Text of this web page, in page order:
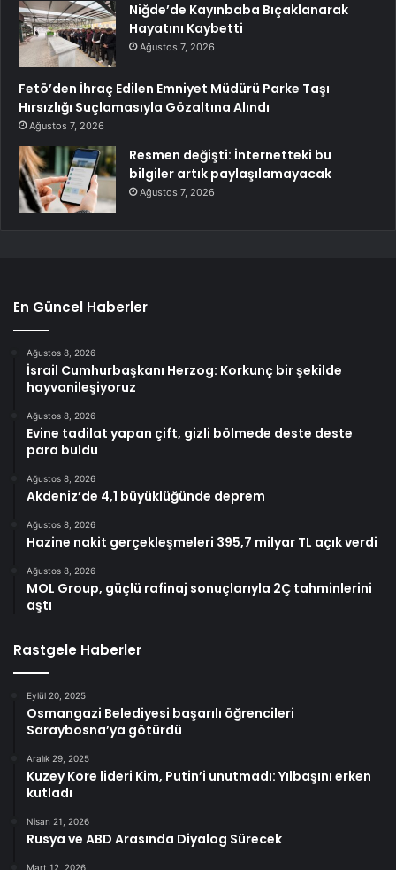
Niğde’de Kayınbaba Bıçaklanarak
Hayatını Kaybetti
Ağustos 7, 2026
Fetö’den İhraç Edilen Emniyet Müdürü Parke Taşı
Hırsızlığı Suçlamasıyla Gözaltına Alındı
Ağustos 7, 2026
Resmen değişti: İnternetteki bu
bilgiler artık paylaşılamayacak
Ağustos 7, 2026
En Güncel Haberler
Ağustos 8, 2026
İsrail Cumhurbaşkanı Herzog: Korkunç bir şekilde
hayvanileşiyoruz
Ağustos 8, 2026
Evine tadilat yapan çift, gizli bölmede deste deste
para buldu
Ağustos 8, 2026
Akdeniz’de 4,1 büyüklüğünde deprem
Ağustos 8, 2026
Hazine nakit gerçekleşmeleri 395,7 milyar TL açık verdi
Ağustos 8, 2026
MOL Group, güçlü rafinaj sonuçlarıyla 2Ç tahminlerini
aştı
Rastgele Haberler
Eylül 20, 2025
Osmangazi Belediyesi başarılı öğrencileri
Saraybosna’ya götürdü
Aralık 29, 2025
Kuzey Kore lideri Kim, Putin’i unutmadı: Yılbaşını erken
kutladı
Nisan 21, 2026
Rusya ve ABD Arasında Diyalog Sürecek
Mart 12, 2026